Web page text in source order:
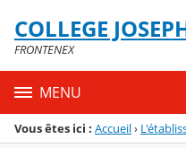
Menu de la rubrique
Contenu
COLLEGE
FRONTENEX
MENU
Vous êtes ici : Accueil›